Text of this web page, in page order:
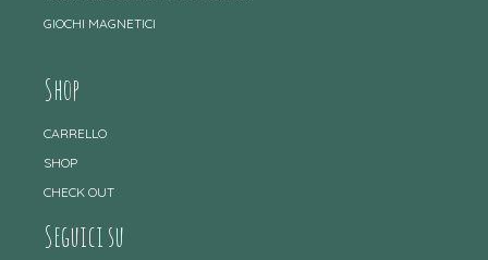
GIOCHI MAGNETICI
Shop
CARRELLO
SHOP
CHECK OUT
Seguici su